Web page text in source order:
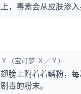
上，毒素会从皮肤渗入
Ｙ（宝可梦 Ｘ／Ｙ）
翅膀上附着着鳞粉，
剧毒的粉末。